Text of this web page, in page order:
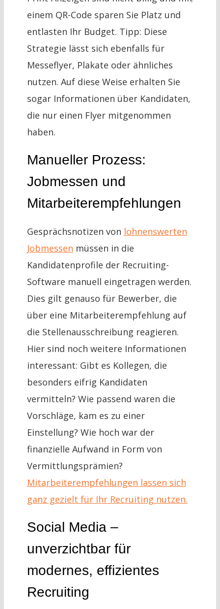
einem QR-Code sparen Sie Platz und
entlasten Ihr Budget. Tipp: Diese
Strategie lässt sich ebenfalls für
Messeflyer, Plakate oder ähnliches
nutzen. Auf diese Weise erhalten Sie
sogar Informationen über Kandidaten,
die nur einen Flyer mitgenommen
haben.
Manueller Prozess:
Jobmessen und
Mitarbeiterempfehlungen
Gesprächsnotizen von lohnenswerten
Jobmessen müssen in die
Kandidatenprofile der Recruiting-
Software manuell eingetragen werden.
Dies gilt genauso für Bewerber, die
über eine Mitarbeiterempfehlung auf
die Stellenausschreibung reagieren.
Hier sind noch weitere Informationen
interessant: Gibt es Kollegen, die
besonders eifrig Kandidaten
vermitteln? Wie passend waren die
Vorschläge, kam es zu einer
Einstellung? Wie hoch war der
finanzielle Aufwand in Form von
Vermittlungsprämien?
Mitarbeiterempfehlungen lassen sich
ganz gezielt für Ihr Recruiting nutzen.
Social Media –
unverzichtbar für
modernes, effizientes
Recruiting